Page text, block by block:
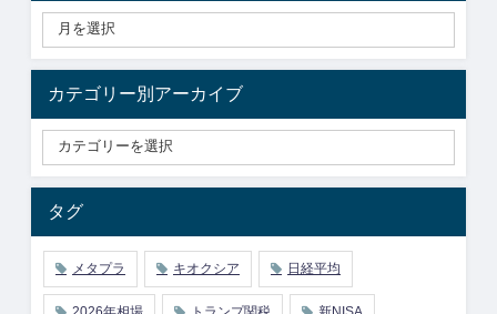
カテゴリー別アーカイブ
タグ
メタプラ キオクシア 日経平均